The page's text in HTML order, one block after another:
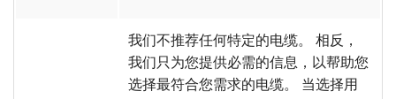
我们不推荐任何特定的电缆。 相反，
我们只为您提供必需的信息，以帮助您
选择最符合您需求的电缆。 当选择用